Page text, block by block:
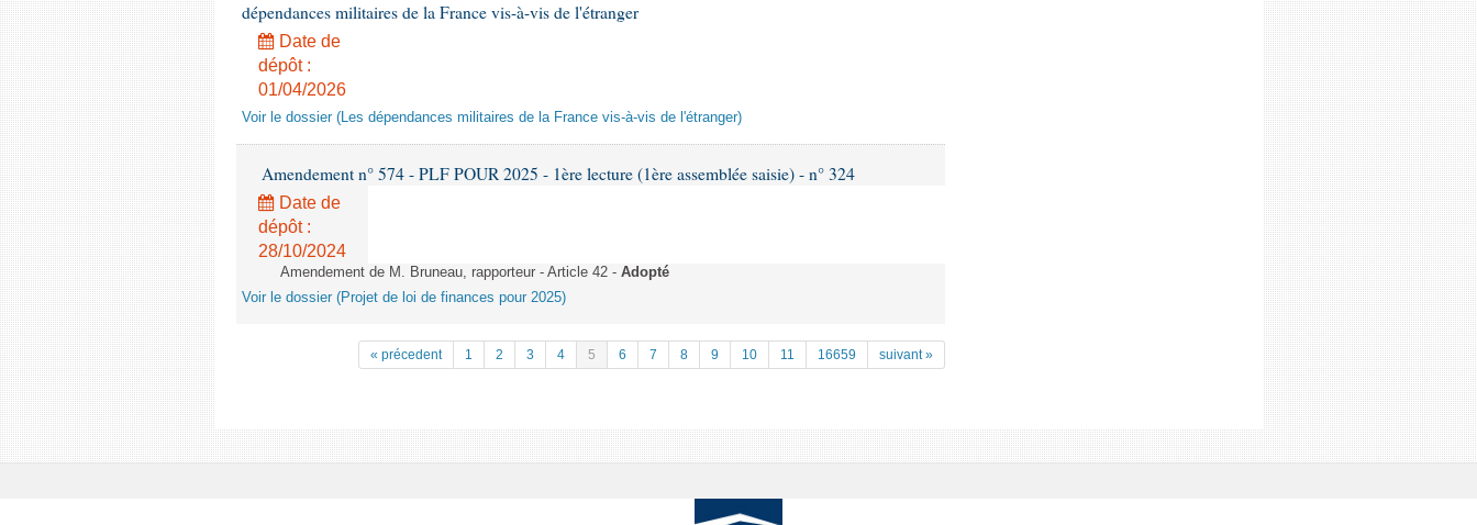
dépendances militaires de la France vis-à-vis de l'étranger
Date de
dépôt :
01/04/2026
Voir le dossier (Les dépendances militaires de la France vis-à-vis de l'étranger)
Amendement n° 574 - PLF POUR 2025 - 1ère lecture (1ère assemblée saisie) - n° 324
Date de
dépôt :
28/10/2024
Amendement de M. Bruneau, rapporteur - Article 42 - Adopté
Voir le dossier (Projet de loi de finances pour 2025)
« précedent 1 2 3 4 5 6 7 8 9 10 11 16659 suivant »